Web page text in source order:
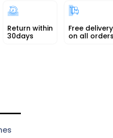
Return within
30days
Free delivery
on all orders